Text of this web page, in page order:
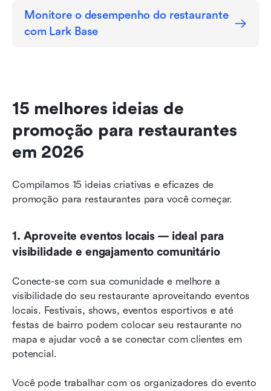
Monitore o desempenho do restaurante
com Lark Base
15 melhores ideias de
promoção para restaurantes
em 2026
Compilamos 15 ideias criativas e eficazes de
promoção para restaurantes para você começar.
1. Aproveite eventos locais — ideal para
visibilidade e engajamento comunitário
Conecte-se com sua comunidade e melhore a
visibilidade do seu restaurante aproveitando eventos
locais. Festivais, shows, eventos esportivos e até
festas de bairro podem colocar seu restaurante no
mapa e ajudar você a se conectar com clientes em
potencial.
Você pode trabalhar com os organizadores do evento